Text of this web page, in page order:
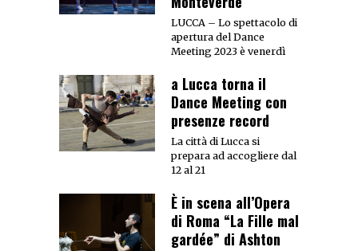
LUCCA – Lo spettacolo di
apertura del Dance
Meeting 2023 è venerdì
a Lucca torna il
Dance Meeting con
presenze record
La città di Lucca si
prepara ad accogliere dal
12 al 21
È in scena all’Opera
di Roma “La Fille mal
gardée” di Ashton